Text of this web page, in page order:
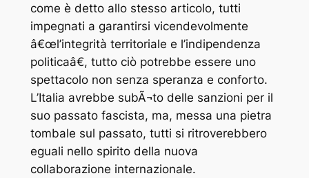
come è detto allo stesso articolo, tutti
impegnati a garantirsi vicendevolmente
â€œl’integrità territoriale e l’indipendenza
politicaâ€, tutto ciò potrebbe essere uno
spettacolo non senza speranza e conforto.
L’Italia avrebbe subÃ¬to delle sanzioni per il
suo passato fascista, ma, messa una pietra
tombale sul passato, tutti si ritroverebbero
eguali nello spirito della nuova
collaborazione internazionale.